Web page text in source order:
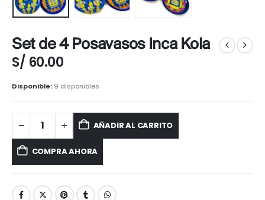
Set de 4 Posavasos Inca Kola
S/ 60.00
Disponible: 9 disponibles
AÑADIR AL CARRITO
COMPRA AHORA